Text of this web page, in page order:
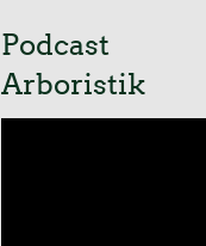
Podcast
Arboristik